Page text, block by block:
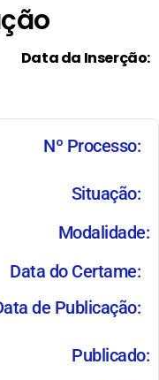
Data da Inserção:
Nº Processo:
Situação:
Modalidade:
Data do Certame:
de Publicação:
Publicado: